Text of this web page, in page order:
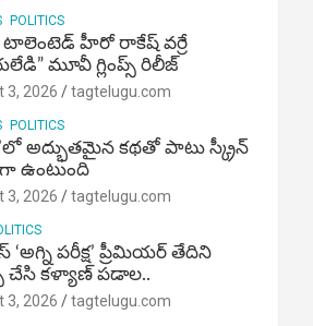
POLITICS
హీరో రాకేష్ వర్రే
మూవీ గ్లింప్స్ రిలీజ్
3, 2026 tagtelugu.com
POLITICS
అద్భుతమైన కథతో పాటు స్క్రీన్
ఉంటుంది
3, 2026 tagtelugu.com
‘అగ్ని ప‌రీక్ష‌’ ప్రీమియర్ తేదిని
చేసి కళ్యాణ్ పడాల..
3, 2026 tagtelugu.com